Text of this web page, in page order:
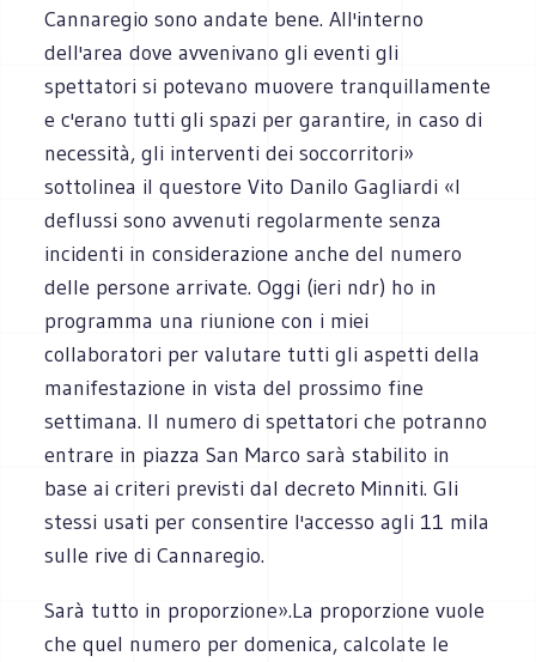
Cannaregio sono andate bene. All'interno
dell'area dove avvenivano gli eventi gli
spettatori si potevano muovere tranquillamente
e c'erano tutti gli spazi per garantire, in caso di
necessità, gli interventi dei soccorritori»
sottolinea il questore Vito Danilo Gagliardi «I
deflussi sono avvenuti regolarmente senza
incidenti in considerazione anche del numero
delle persone arrivate. Oggi (ieri ndr) ho in
programma una riunione con i miei
collaboratori per valutare tutti gli aspetti della
manifestazione in vista del prossimo fine
settimana. Il numero di spettatori che potranno
entrare in piazza San Marco sarà stabilito in
base ai criteri previsti dal decreto Minniti. Gli
stessi usati per consentire l'accesso agli 11 mila
sulle rive di Cannaregio.
Sarà tutto in proporzione».La proporzione vuole
che quel numero per domenica, calcolate le